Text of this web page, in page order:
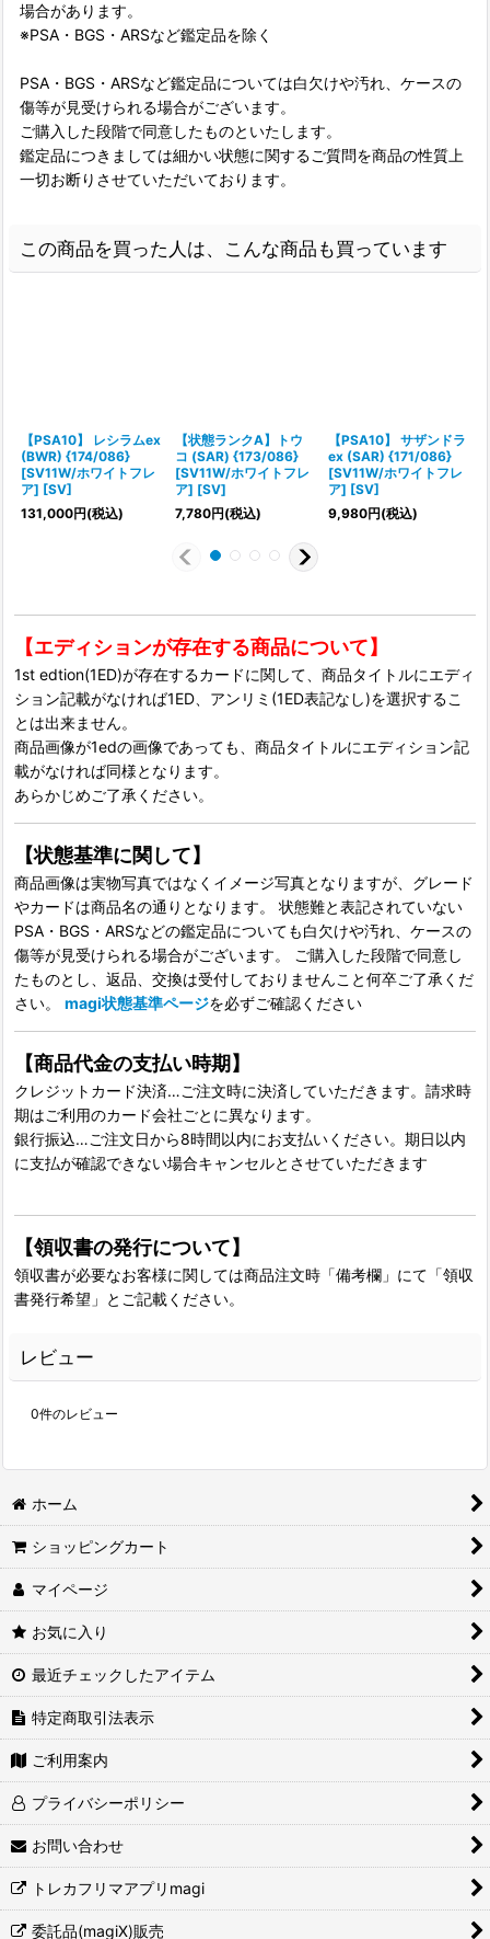
場合があります。
※PSA・BGS・ARSなど鑑定品を除く
PSA・BGS・ARSなど鑑定品については白欠けや汚れ、ケースの
傷等が見受けられる場合がございます。
ご購入した段階で同意したものといたします。
鑑定品につきましては細かい状態に関するご質問を商品の性質上
一切お断りさせていただいております。
この商品を買った人は、こんな商品も買っています
【PSA10】 レシラムex
(BWR) {174/086}
[SV11W/ホワイトフレ
ア] [SV]
131,000円(税込)
【状態ランクA】トウ
コ (SAR) {173/086}
[SV11W/ホワイトフレ
ア] [SV]
7,780円(税込)
【PSA10】 サザンドラ
ex (SAR) {171/086}
[SV11W/ホワイトフレ
ア] [SV]
9,980円(税込)
【エディションが存在する商品について】
1st edtion(1ED)が存在するカードに関して、商品タイトルにエディ
ション記載がなければ1ED、アンリミ(1ED表記なし)を選択するこ
とは出来ません。
商品画像が1edの画像であっても、商品タイトルにエディション記
載がなければ同様となります。
あらかじめご了承ください。
【状態基準に関して】
商品画像は実物写真ではなくイメージ写真となりますが、グレード
やカードは商品名の通りとなります。 状態難と表記されていない
PSA・BGS・ARSなどの鑑定品についても白欠けや汚れ、ケースの
傷等が見受けられる場合がございます。 ご購入した段階で同意し
たものとし、返品、交換は受付しておりませんこと何卒ご了承くだ
さい。 magi状態基準ページを必ずご確認ください
【商品代金の支払い時期】
クレジットカード決済…ご注文時に決済していただきます。請求時
期はご利用のカード会社ごとに異なります。
銀行振込…ご注文日から8時間以内にお支払いください。期日以内
に支払が確認できない場合キャンセルとさせていただきます
【領収書の発行について】
領収書が必要なお客様に関しては商品注文時「備考欄」にて「領収
書発行希望」とご記載ください。
レビュー
0件のレビュー
ホーム
ショッピングカート
マイページ
お気に入り
最近チェックしたアイテム
特定商取引法表示
ご利用案内
プライバシーポリシー
お問い合わせ
トレカフリマアプリmagi
委託品(magiX)販売